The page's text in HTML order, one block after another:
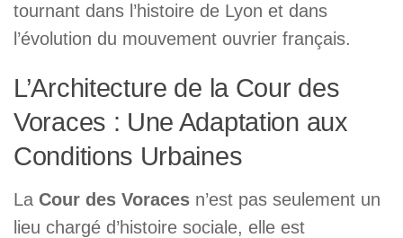
tournant dans l’histoire de Lyon et dans
l’évolution du mouvement ouvrier français.
L’Architecture de la Cour des
Voraces : Une Adaptation aux
Conditions Urbaines
La Cour des Voraces n’est pas seulement un
lieu chargé d’histoire sociale, elle est